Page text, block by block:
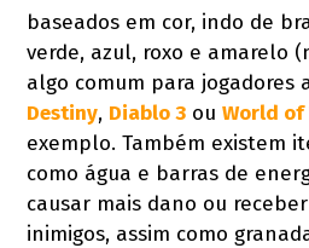
baseados em cor, indo de
verde, azul, roxo e amarelo
algo comum para jogadores
Destiny, Diablo 3 ouWorld
exemplo. Também existem
como água e barras de
causar mais dano ou
inimigos, assim como